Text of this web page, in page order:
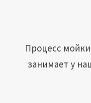
Процесс
занимает у